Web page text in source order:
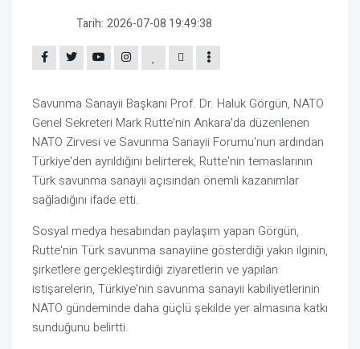
Tarih: 2026-07-08 19:49:38
Savunma Sanayii Başkanı Prof. Dr. Haluk Görgün, NATO
Genel Sekreteri Mark Rutte'nin Ankara'da düzenlenen
NATO Zirvesi ve Savunma Sanayii Forumu'nun ardından
Türkiye'den ayrıldığını belirterek, Rutte'nin temaslarının
Türk savunma sanayii açısından önemli kazanımlar
sağladığını ifade etti.
Sosyal medya hesabından paylaşım yapan Görgün,
Rutte'nin Türk savunma sanayiine gösterdiği yakın ilginin,
şirketlere gerçekleştirdiği ziyaretlerin ve yapılan
istişarelerin, Türkiye'nin savunma sanayii kabiliyetlerinin
NATO gündeminde daha güçlü şekilde yer almasına katkı
sunduğunu belirtti.